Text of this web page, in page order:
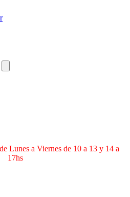
Lunes a Viernes de 10 a 13 y 14 a
17hs